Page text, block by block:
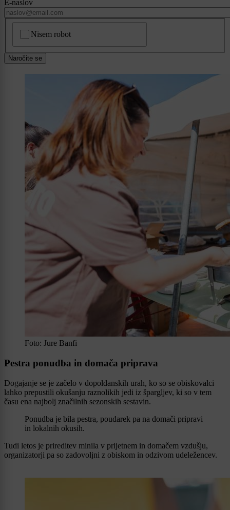
E-naslov
Nisem robot
Naročite se
Foto: Jure Banfi
Pestra ponudba in domača priprava
Dogajanje se je začelo v dopoldanskih urah, ko so se obiskovalci
lahko prepustili okušanju raznolikih jedi iz špargljev, ki so v tem
času ena najbolj značilnih sezonskih sestavin.
Ponudba je bila pestra, poudarek pa na domači pripravi
in lokalnih okusih.
Tudi letos je prireditev minila v prijetnem in domačem vzdušju,
organizatorji pa so zadovoljni z obiskom in odzivom udeležencev.